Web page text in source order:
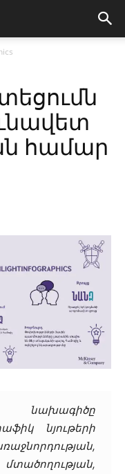
համար
նյութերի